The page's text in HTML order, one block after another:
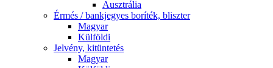
Ausztrália
Érmés / bankjegyes boríték, bliszter
Magyar
Külföldi
Jelvény, kitüntetés
Magyar